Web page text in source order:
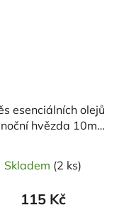
esenciálních olejů
hvězda 10ml
Skladem (2 ks)
115 Kč